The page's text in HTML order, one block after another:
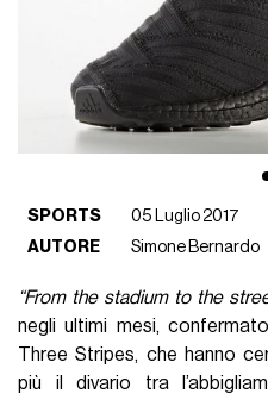
SPORTS
05 Luglio 2017
AUTORE
Simone Bernardo
“From the stadium to the
negli ultimi mesi,
Three Stripes, che hanno
più il divario tra